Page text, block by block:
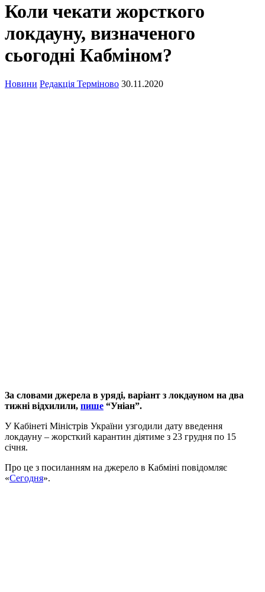
Коли чекати жорсткого
локдауну, визначеного
сьогодні Кабміном?
Новини Редакція Терміново 30.11.2020
За словами джерела в уряді, варіант з локдауном на два
тижні відхилили, пише “Уніан”.
У Кабінеті Міністрів України узгодили дату введення
локдауну – жорсткий карантин діятиме з 23 грудня по 15
січня.
Про це з посиланням на джерело в Кабміні повідомляє
«Сегодня».